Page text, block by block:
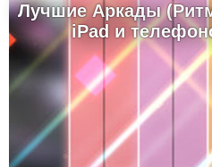
Лучшие Аркады
iPad и